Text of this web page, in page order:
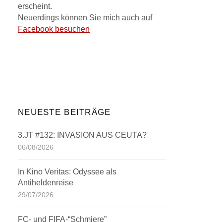
erscheint.
Neuerdings können Sie mich auch auf
Facebook besuchen
NEUESTE BEITRÄGE
3.JT #132: INVASION AUS CEUTA?
06/08/2026
In Kino Veritas: Odyssee als
Antiheldenreise
29/07/2026
FC- und FIFA-“Schmiere”